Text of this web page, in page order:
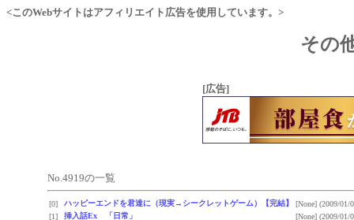
<このWebサイトはアフィリエイト広告を使用しています。>
その
[広告]
No.4919の一覧
[0] ハッピーエンドを君達に（現実→シークレットゲーム）【完結】 [None] (2009/01/
[1]
挿入話Ex 「日常」 [None] (2009/01/